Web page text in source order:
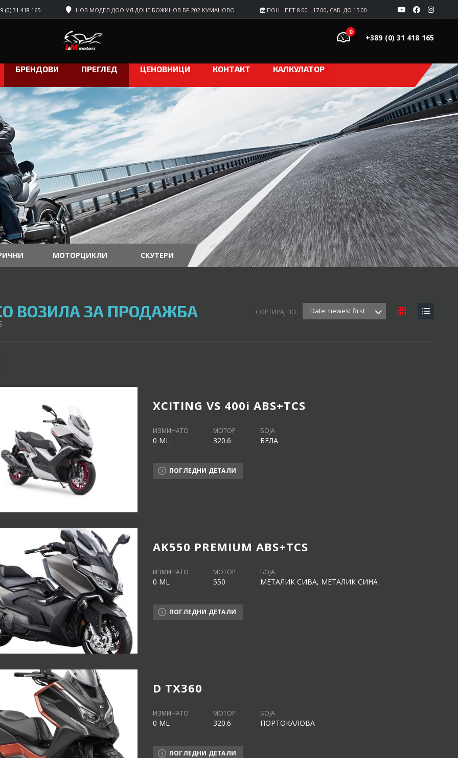
ПОН - ПЕТ 8.00 - 17.00, САБ. ДО 15.00
НОВ МОДЕЛ ДОО УЛ.ДОНЕ БОЖИНОВ БР.202 КУМАНОВО
(0) 31 418 165
+389 (0) 31 418 165
0
БРЕНДОВИ ПРЕГЛЕД ЦЕНОВНИЦИ КОНТАКТ КАЛКУЛАТОР
МОТОРЦИКЛИ СКУТЕРИ
ВОЗИЛА ЗА ПРОДАЖБА СОРТИРАЈ ПО: Date: newest first
XCITING VS 400i ABS+TCS
ИЗМИНАТО
0 ML
МОТОР
320.6
БОЈА
БЕЛА
ПОГЛЕДНИ ДЕТАЛИ
AK550 PREMIUM ABS+TCS
ИЗМИНАТО
0 ML
МОТОР
550
БОЈА
МЕТАЛИК СИВА, МЕТАЛИК СИНА
ПОГЛЕДНИ ДЕТАЛИ
D TX360
ИЗМИНАТО
0 ML
МОТОР
320.6
БОЈА
ПОРТОКАЛОВА
ПОГЛЕДНИ ДЕТАЛИ